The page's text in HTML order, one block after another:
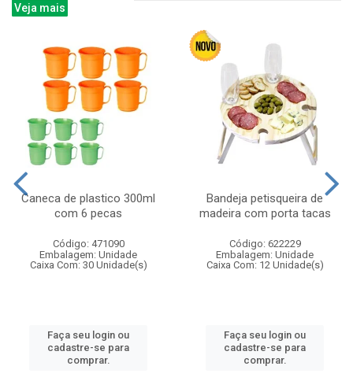
Veja mais
Caneca de plastico 300ml
com 6 pecas
Código: 471090
Embalagem: Unidade
Caixa Com: 30 Unidade(s)
Faça seu login ou
cadastre-se para
comprar.
Bandeja petisqueira de
madeira com porta tacas
Código: 622229
Embalagem: Unidade
Caixa Com: 12 Unidade(s)
Faça seu login ou
cadastre-se para
comprar.